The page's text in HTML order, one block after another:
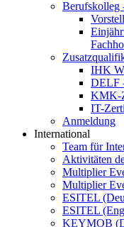
Berufskolleg
IHK
DELF
KMK-
IT-
Anmeldung
International
Team für
Aktivitäten
Multiplier
Multiplier
ESITEL
ESITEL
KEYMOB